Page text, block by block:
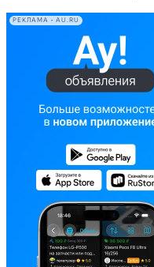
РЕКЛАМА • AU.RU